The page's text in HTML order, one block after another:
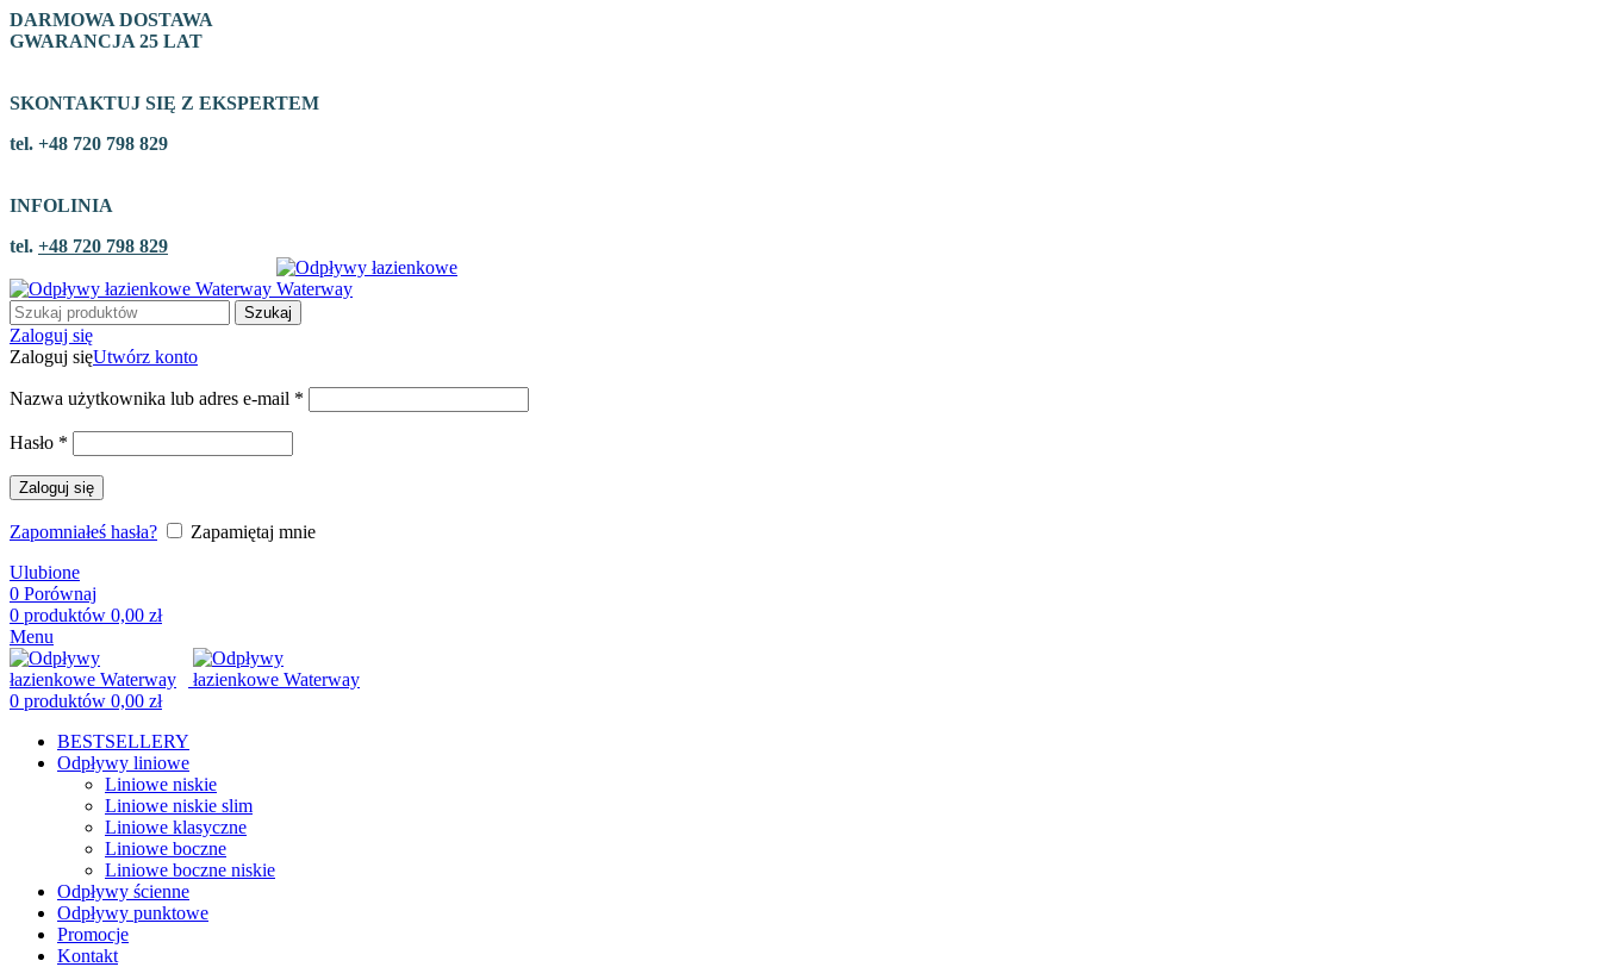
DARMOWA DOSTAWA
GWARANCJA 25 LAT
SKONTAKTUJ SIĘ Z EKSPERTEM
tel. +48 720 798 829
INFOLINIA
tel. +48 720 798 829
Szukaj
Zaloguj się
Zaloguj sięUtwórz konto
Nazwa użytkownika lub adres e-mail *
Hasło *
Zaloguj się
Zapomniałeś hasła?
Zapamiętaj mnie
Ulubione
0 Porównaj
0 produktów 0,00 zł
Menu
0 produktów 0,00 zł
BESTSELLERY
Odpływy liniowe
Liniowe niskie
Liniowe niskie slim
Liniowe klasyczne
Liniowe boczne
Liniowe boczne niskie
Odpływy ścienne
Odpływy punktowe
Promocje
Kontakt